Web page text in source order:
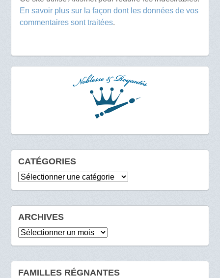
En savoir plus sur la façon dont les données de vos
commentaires sont traitées.
CATÉGORIES
Catégories
ARCHIVES
Archives
FAMILLES RÉGNANTES